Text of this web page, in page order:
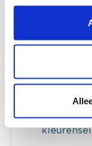
Krijg
Ontdek er